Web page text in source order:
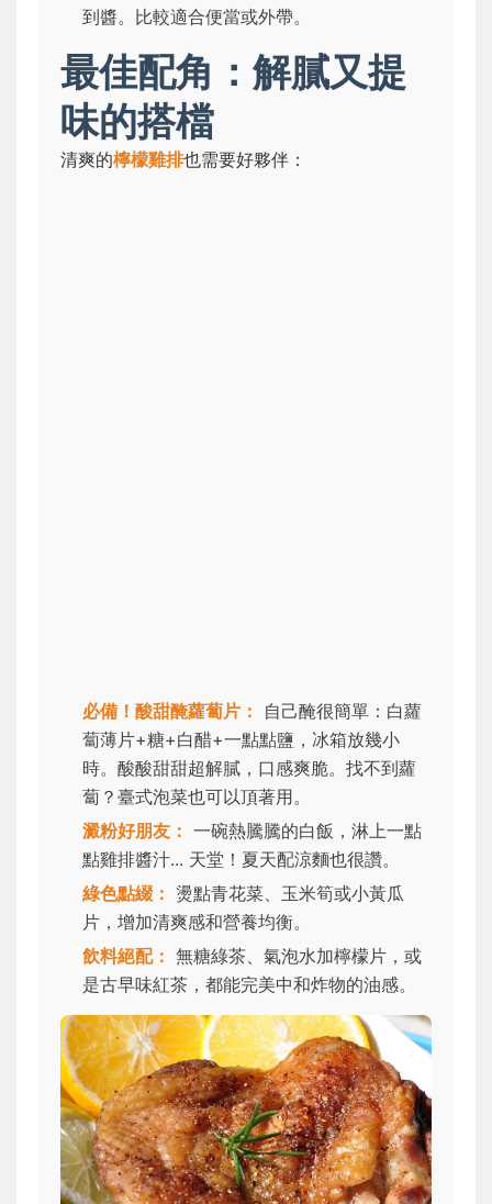
到醬。比較適合便當或外帶。
最佳配角：解膩又提
味的搭檔
清爽的檸檬雞排也需要好夥伴：
必備！酸甜醃蘿蔔片：
自己醃很簡單：白蘿
蔔薄片+糖+白醋+一點點鹽，冰箱放幾小
時。酸酸甜甜超解膩，口感爽脆。找不到蘿
蔔？臺式泡菜也可以頂著用。
澱粉好朋友： 一碗熱騰騰的白飯，淋上一點
點雞排醬汁... 天堂！夏天配涼麵也很讚。
綠色點綴： 燙點青花菜、玉米筍或小黃瓜
片，增加清爽感和營養均衡。
飲料絕配： 無糖綠茶、氣泡水加檸檬片，或
是古早味紅茶，都能完美中和炸物的油感。